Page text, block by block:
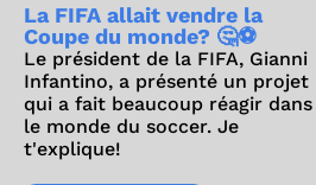
La FIFA allait vendre la
Coupe du monde? 🤔⚽
Le président de la FIFA, Gianni
Infantino, a présenté un projet
qui a fait beaucoup réagir dans
le monde du soccer. Je
t'explique!